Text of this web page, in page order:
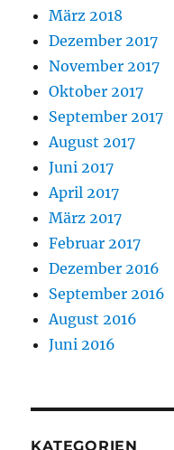
März 2018
Dezember 2017
November 2017
Oktober 2017
September 2017
August 2017
Juni 2017
April 2017
März 2017
Februar 2017
Dezember 2016
September 2016
August 2016
Juni 2016
KATEGORIEN